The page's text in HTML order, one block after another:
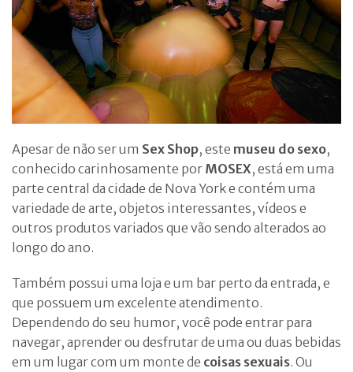
Apesar de não ser um Sex Shop, este museu do sexo,
conhecido carinhosamente por MOSEX, está em uma
parte central da cidade de Nova York e contém uma
variedade de arte, objetos interessantes, vídeos e
outros produtos variados que vão sendo alterados ao
longo do ano.
Também possui uma loja e um bar perto da entrada, e
que possuem um excelente atendimento.
Dependendo do seu humor, você pode entrar para
navegar, aprender ou desfrutar de uma ou duas bebidas
em um lugar com um monte de coisas sexuais. Ou